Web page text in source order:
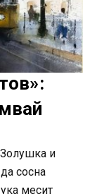
и
сосна
месит